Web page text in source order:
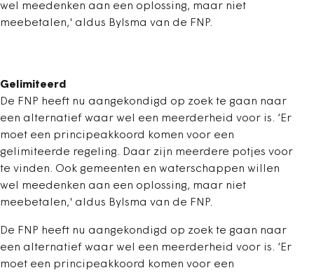
wel meedenken aan een oplossing, maar niet
meebetalen,' aldus Bylsma van de FNP.
Gelimiteerd
De FNP heeft nu aangekondigd op zoek te gaan naar
een alternatief waar wel een meerderheid voor is. ‘Er
moet een principeakkoord komen voor een
gelimiteerde regeling. Daar zijn meerdere potjes voor
te vinden. Ook gemeenten en waterschappen willen
wel meedenken aan een oplossing, maar niet
meebetalen,' aldus Bylsma van de FNP.
De FNP heeft nu aangekondigd op zoek te gaan naar
een alternatief waar wel een meerderheid voor is. ‘Er
moet een principeakkoord komen voor een